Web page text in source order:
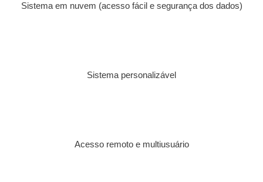
Sistema em nuvem (acesso fácil e segurança dos dados)
Sistema personalizável
Acesso remoto e multiusuário